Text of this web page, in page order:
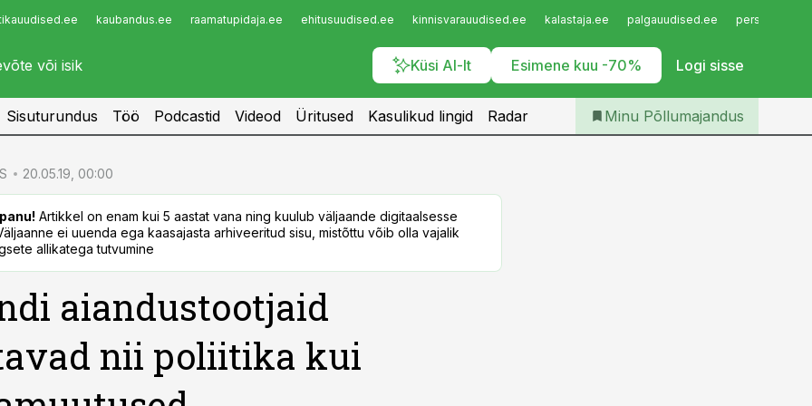
kaubandus.ee raamatupidaja.ee ehitusuudised.ee kinnisvarauudised.ee kalastaja.ee palgauudised.ee
Küsi AI-lt Esimene kuu -70% Logi sisse
Infopank
Iseteenindus
Telli Põllumajandus
Sisuturundus Töö Podcastid Videod Üritused Kasulikud lingid Radar Minu Põllumajandus
20.05.19, 00:00
Artikkel on enam kui 5 aastat vana ning kuulub väljaande digitaalsesse
ei uuenda ega kaasajasta arhiveeritud sisu, mistõttu võib olla vajalik
allikatega tutvumine
aiandustootjaid
nii poliitika kui